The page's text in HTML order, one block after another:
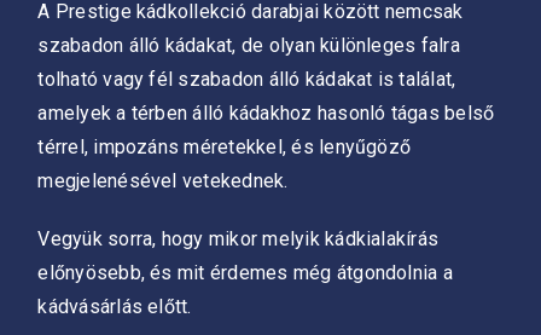
A Prestige kádkollekció darabjai között nemcsak
szabadon álló kádakat, de olyan különleges falra
tolható vagy fél szabadon álló kádakat is találat,
amelyek a térben álló kádakhoz hasonló tágas belső
térrel, impozáns méretekkel, és lenyűgöző
megjelenésével vetekednek.
Vegyük sorra, hogy mikor melyik kádkialakírás
előnyösebb, és mit érdemes még átgondolnia a
kádvásárlás előtt.